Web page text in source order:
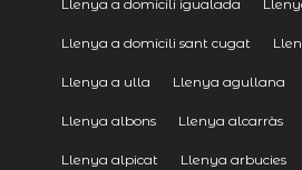
Llenya a domicili igualada
Llenya a domicili sant cugat
Llenya a ulla Llenya agullana
Llenya albons Llenya alcarràs
Llenya alpicat Llenya arbucies